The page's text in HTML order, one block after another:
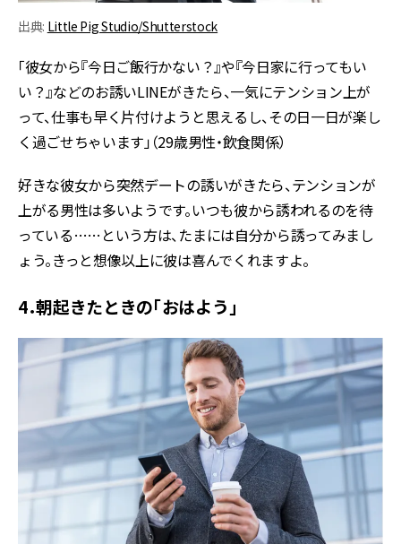
出典: Little Pig Studio/Shutterstock
「彼女から『今日ご飯行かない？』や『今日家に行ってもい
い？』などのお誘いLINEがきたら、一気にテンション上が
って、仕事も早く片付けようと思えるし、その日一日が楽し
く過ごせちゃいます」（29歳男性・飲食関係）
好きな彼女から突然デートの誘いがきたら、テンションが
上がる男性は多いようです。いつも彼から誘われるのを待
っている……という方は、たまには自分から誘ってみまし
ょう。きっと想像以上に彼は喜んでくれますよ。
4．朝起きたときの「おはよう」